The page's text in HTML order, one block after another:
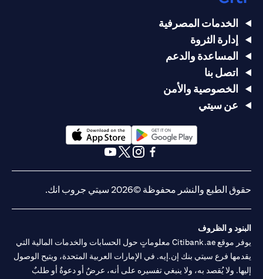
الخدمات المصرفية
إدارة الثروة
المساعدة والدعم
اتصل بنا
الخصوصية والأمن
عن سيتي
(opens in a new tab)
حقوق الطبع والنشر محفوظة ©2026 سيتي جروب انك.
البنود و الظروف
يوفر موقع Citibank.ae معلوماتٍ حول الحسابات والخدمات المالية التي
يقدمها فرع سيتي بنك إن.إيه. في الإمارات العربية المتحدة، ويتيح الوصول
إليها. ولا يُقصد به، ولا ينبغي تفسيره على أنه، عرضٌ أو دعوةٌ أو طلبٌ